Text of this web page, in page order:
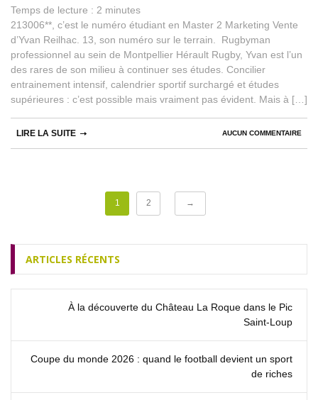
Temps de lecture : 2 minutes
213006**, c’est le numéro étudiant en Master 2 Marketing Vente
d’Yvan Reilhac. 13, son numéro sur le terrain. Rugbyman
professionnel au sein de Montpellier Hérault Rugby, Yvan est l’un
des rares de son milieu à continuer ses études. Concilier
entrainement intensif, calendrier sportif surchargé et études
supérieures : c’est possible mais vraiment pas évident. Mais à […]
AUCUN COMMENTAIRE
LIRE LA SUITE
1 2 →
ARTICLES RÉCENTS
À la découverte du Château La Roque dans le Pic
Saint‑Loup
Coupe du monde 2026 : quand le football devient un sport
de riches